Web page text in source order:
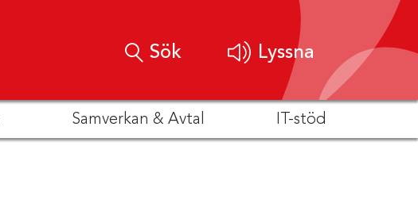
Sök Lyssna
Samverkan & Avtal IT-stöd